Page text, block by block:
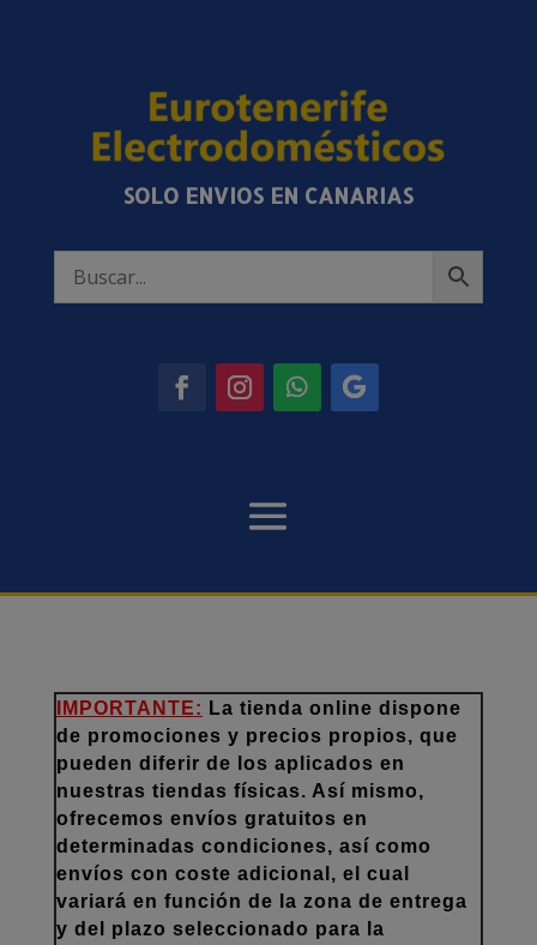
SOLO ENVIOS EN CANARIAS
IMPORTANTE: La tienda online dispone
de promociones y precios propios, que
pueden diferir de los aplicados en
nuestras tiendas físicas. Así mismo,
ofrecemos envíos gratuitos en
determinadas condiciones, así como
envíos con coste adicional, el cual
variará en función de la zona de entrega
y del plazo seleccionado para la